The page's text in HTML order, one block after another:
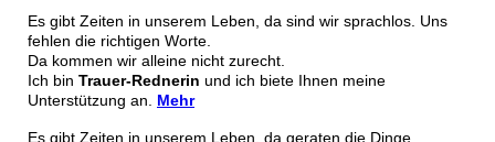
Es gibt Zeiten in unserem Leben, da sind wir sprachlos. Uns
fehlen die richtigen Worte.
Da kommen wir alleine nicht zurecht.
Ich bin Trauer-Rednerin und ich biete Ihnen meine
Unterstützung an. Mehr
Es gibt Zeiten in unserem Leben, da geraten die Dinge